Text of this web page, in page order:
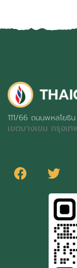
111/66 ถนนพหลโยธิ
เขตบางเขน กรุงเ